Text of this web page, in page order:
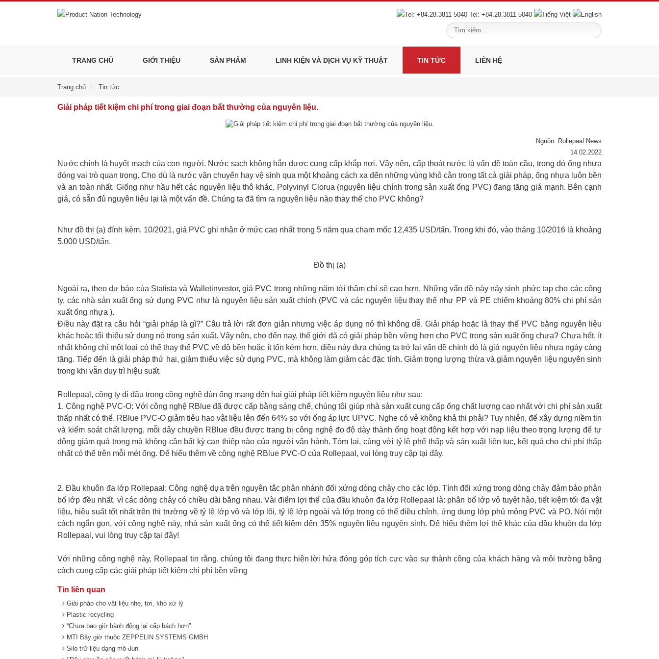
Tel: +84.28.3811 5040
TRANG CHỦ GIỚI THIỆU SẢN PHẨM LINH KIỆN VÀ DỊCH VỤ KỸ THUẬT TIN TỨC LIÊN HỆ
Trang chủ Tin tức
Giải pháp tiết kiệm chi phí trong giai đoạn bất thường của nguyên liệu.
Nguồn: Rollepaal News
14.02.2022
Nước chính là huyết mạch của con người. Nước sạch không hẳn được cung cấp khắp nơi. Vậy nên, cấp thoát nước là vấn đề toàn cầu, trong đó ống nhựa
đóng vai trò quan trọng. Cho dù là nước vận chuyển hay vệ sinh qua một khoảng cách xa đến những vùng khô cằn trong tất cả giải pháp, ống nhựa luôn bền
và an toàn nhất. Giống như hầu hết các nguyên liệu thô khác, Polyvinyl Clorua (nguyên liệu chính trong sản xuất ống PVC) đang tăng giá mạnh. Bên cạnh
giá, có sẵn đủ nguyên liệu lại là một vấn đề. Chúng ta đã tìm ra nguyên liệu nào thay thế cho PVC không?
Như đồ thị (a) đính kèm, 10/2021, giá PVC ghi nhận ở mức cao nhất trong 5 năm qua chạm mốc 12,435 USD/tấn. Trong khi đó, vào tháng 10/2016 là khoảng
5.000 USD/tấn.
Đồ thị (a)
Ngoài ra, theo dự báo của Statista và Walletinvestor, giá PVC trong những năm tới thậm chí sẽ cao hơn. Những vấn đề này nảy sinh phức tạp cho các công
ty, các nhà sản xuất ống sử dụng PVC như là nguyên liệu sản xuất chính (PVC và các nguyên liệu thay thế như PP và PE chiếm khoảng 80% chi phí sản
xuất ống nhựa ).
Điều này đặt ra câu hỏi “giải pháp là gì?” Câu trả lời rất đơn giản nhưng việc áp dụng nó thì không dễ. Giải pháp hoặc là thay thế PVC bằng nguyên liệu
khác hoặc tối thiểu sử dụng nó trong sản xuất. Vậy nên, cho đến nay, thế giới đã có giải pháp bền vững hơn cho PVC trong sản xuất ống chưa? Chưa hết, ít
nhất không chỉ một loại có thể thay thế PVC về độ bền hoặc ít tốn kém hơn, điều này đưa chúng ta trở lại vấn đề chính đó là giá nguyên liệu nhựa ngày càng
tăng. Tiếp đến là giải pháp thứ hai, giảm thiểu việc sử dụng PVC, mà không làm giảm các đặc tính. Giảm trọng lượng thừa và giảm nguyên liệu nguyên sinh
trong khi vẫn duy trì hiệu suất.
Rollepaal, công ty đi đầu trong công nghệ đùn ống mang đến hai giải pháp tiết kiệm nguyên liệu như sau:
1. Công nghệ PVC-O: Với công nghệ RBlue đã được cấp bằng sáng chế, chúng tôi giúp nhà sản xuất cung cấp ống chất lượng cao nhất với chi phí sản xuất
thấp nhất có thể. RBlue PVC-O giảm tiêu hao vật liệu lên đến 64% so với ống áp lực UPVC. Nghe có vẻ không khả thi phải? Tuy nhiên, để xây dựng niềm tin
và kiểm soát chất lượng, mỗi dây chuyền RBlue đều được trang bị công nghệ đo độ dày thành ống hoạt động kết hợp với nạp liệu theo trọng lượng để tự
động giảm quá trọng mà không cần bất kỳ can thiệp nào của người vận hành. Tóm lại, cùng với tỷ lệ phế thấp và sản xuất liên tục, kết quả cho chi phí thấp
nhất có thể trên mỗi mét ống. Để hiểu thêm về công nghệ RBlue PVC-O của Rollepaal, vui lòng truy cập tại đây.
2. Đầu khuôn đa lớp Rollepaal: Công nghệ dựa trên nguyên tắc phân nhánh đối xứng dòng chảy cho các lớp. Tính đối xứng trong dòng chảy đảm bảo phân
bố lớp đều nhất, vì các dòng chảy có chiều dài bằng nhau. Vài điểm lợi thế của đầu khuôn đa lớp Rollepaal là: phân bố lớp vỏ tuyệt hảo, tiết kiệm tối đa vật
liệu, hiệu suất tốt nhất trên thị trường về tỷ lệ lớp vỏ và lớp lõi, tỷ lệ lớp ngoài và lớp trong có thể điều chỉnh, ứng dụng lớp phủ mỏng PVC và PO. Nói một
cách ngắn gọn, với công nghệ này, nhà sản xuất ống có thể tiết kiệm đến 35% nguyên liệu nguyên sinh. Để hiểu thêm lợi thế khác của đầu khuôn đa lớp
Rollepaal, vui lòng truy cập tại đây!
Với những công nghệ này, Rollepaal tin rằng, chúng tôi đang thực hiện lời hứa đóng góp tích cực vào sự thành công của khách hàng và môi trường bằng
cách cung cấp các giải pháp tiết kiệm chi phí bền vững
Tin liên quan
Giải pháp cho vật liệu nhẹ, tơi, khó xử lý
Plastic recycling
“Chưa bao giờ hành động lại cấp bách hơn”
MTI Bây giờ thuộc ZEPPELIN SYSTEMS GMBH
Silo trữ liệu dạng mô-đun